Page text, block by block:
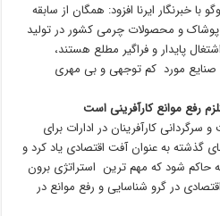
با خبرنگار ایرنا افزود: همگان از سابقه
و محصولات چرمی کشور در تولید
پایدار و فراگیر مطلع هستند،
گذشته این صنایع مورد کم توجهی و بی مهری
رفع موانع کارآفرینی است
کارآفرینان در ادارات برای
گذشته به عنوان آفت اقتصادی یاد کرد و
حاکم شود که مهم ترین استراتژی برون
در گرو شناسایی و رفع موانع در